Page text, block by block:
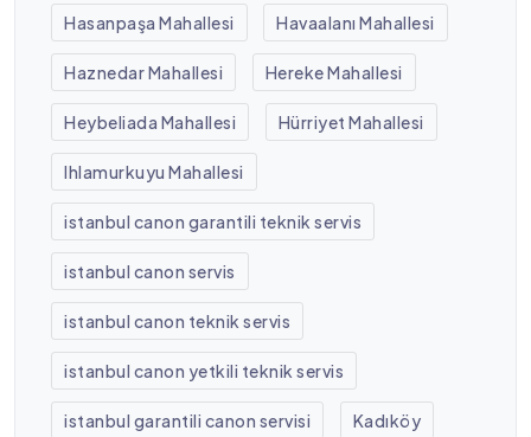
Hasanpaşa Mahallesi Havaalanı Mahallesi
Haznedar Mahallesi Hereke Mahallesi
Heybeliada Mahallesi Hürriyet Mahallesi
Ihlamurkuyu Mahallesi
istanbul canon garantili teknik servis
istanbul canon servis
istanbul canon teknik servis
istanbul canon yetkili teknik servis
istanbul garantili canon servisi Kadıköy